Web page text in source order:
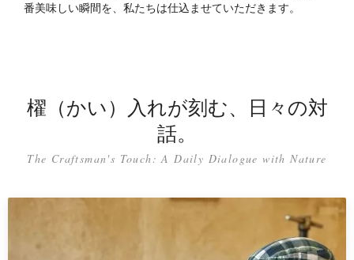
番美味しい瞬間を、私たちは仕込ませていただきます。
櫂（かい）入れが刻む、日々の対
話。
The Craftsman's Touch: A Daily Dialogue with Nature